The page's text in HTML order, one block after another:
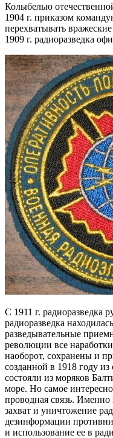
Колыбелью
1904 г. приказом
перехватывать
1909 г. радиоразведка
С 1911 г. радиоразведка
радиоразведка
разведывательные
революции все
наоборот, сохранены и
созданной в 1918 году
состояли из моряков
море. Но самое
проводная связь.
захват и уничтожение
дезинформации
и использование ее в